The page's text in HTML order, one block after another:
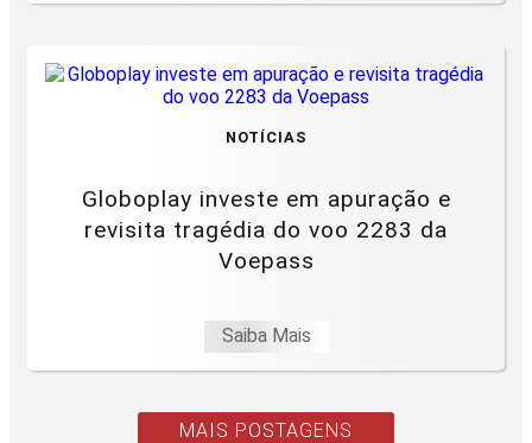
NOTÍCIAS
Globoplay investe em apuração e
revisita tragédia do voo 2283 da
Voepass
Saiba Mais
MAIS POSTAGENS